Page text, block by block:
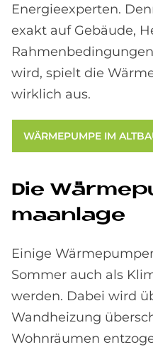
Energieexperten.
exakt auf Gebäude,
wird, spielt die
wirklich aus.
WÄRMEPUMPE IM
Die
ma­an­la­ge
Einige
Sommer auch als
werden. Dabei wird
Wandheizung
Wohnräumen